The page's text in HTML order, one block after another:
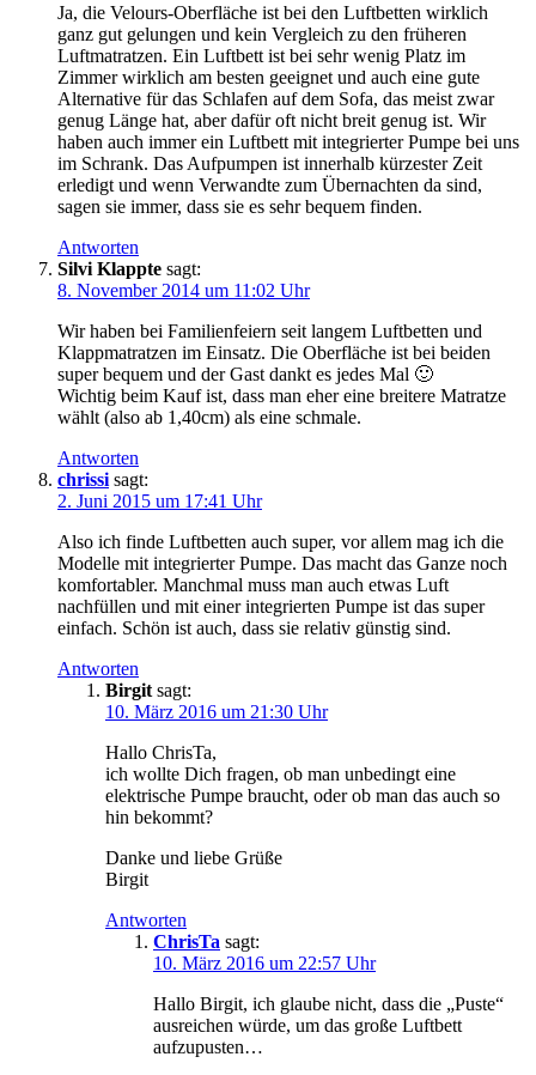
Ja, die Velours-Oberfläche ist bei den Luftbetten wirklich
ganz gut gelungen und kein Vergleich zu den früheren
Luftmatratzen. Ein Luftbett ist bei sehr wenig Platz im
Zimmer wirklich am besten geeignet und auch eine gute
Alternative für das Schlafen auf dem Sofa, das meist zwar
genug Länge hat, aber dafür oft nicht breit genug ist. Wir
haben auch immer ein Luftbett mit integrierter Pumpe bei uns
im Schrank. Das Aufpumpen ist innerhalb kürzester Zeit
erledigt und wenn Verwandte zum Übernachten da sind,
sagen sie immer, dass sie es sehr bequem finden.
Antworten
Silvi Klappte sagt:
8. November 2014 um 11:02 Uhr
Wir haben bei Familienfeiern seit langem Luftbetten und
Klappmatratzen im Einsatz. Die Oberfläche ist bei beiden
super bequem und der Gast dankt es jedes Mal 🙂
Wichtig beim Kauf ist, dass man eher eine breitere Matratze
wählt (also ab 1,40cm) als eine schmale.
Antworten
chrissi sagt:
2. Juni 2015 um 17:41 Uhr
Also ich finde Luftbetten auch super, vor allem mag ich die
Modelle mit integrierter Pumpe. Das macht das Ganze noch
komfortabler. Manchmal muss man auch etwas Luft
nachfüllen und mit einer integrierten Pumpe ist das super
einfach. Schön ist auch, dass sie relativ günstig sind.
Antworten
Birgit sagt:
10. März 2016 um 21:30 Uhr
Hallo ChrisTa,
ich wollte Dich fragen, ob man unbedingt eine
elektrische Pumpe braucht, oder ob man das auch so
hin bekommt?
Danke und liebe Grüße
Birgit
Antworten
ChrisTa sagt:
10. März 2016 um 22:57 Uhr
Hallo Birgit, ich glaube nicht, dass die „Puste“
ausreichen würde, um das große Luftbett
aufzupusten…